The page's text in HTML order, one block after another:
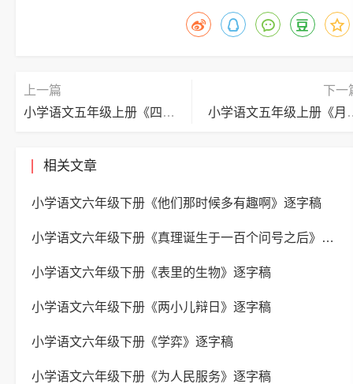
上一篇
小学语文五年级上册《四季之美》逐字稿
下一
小学语文
相关文章
小学语文六年级下册《他们那时候多有趣啊》逐字稿
小学语文六年级下册《真理诞生于一百个问号之后》逐字稿
小学语文六年级下册《表里的生物》逐字稿
小学语文六年级下册《两小儿辩日》逐字稿
小学语文六年级下册《学弈》逐字稿
小学语文六年级下册《为人民服务》逐字稿